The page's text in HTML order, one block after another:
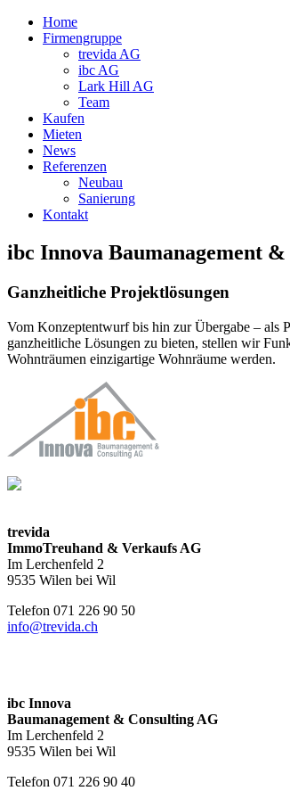
Home
Firmengruppe
trevida AG
ibc AG
Lark Hill AG
Team
Kaufen
Mieten
News
Referenzen
Neubau
Sanierung
Kontakt
ibc Innova Baumanagement
Ganzheitliche Projektlösungen
Vom Konzeptentwurf bis hin zur Übergabe – als
ganzheitliche Lösungen zu bieten, stellen wir
Wohnträumen einzigartige Wohnräume werden.
trevida
ImmoTreuhand & Verkaufs AG
Im Lerchenfeld 2
9535 Wilen bei Wil
Telefon 071 226 90 50
info@trevida.ch
ibc Innova
Baumanagement & Consulting AG
Im Lerchenfeld 2
9535 Wilen bei Wil
Telefon 071 226 90 40